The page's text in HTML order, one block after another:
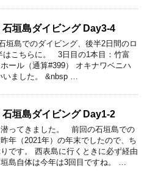
垣島ダイビング Day3-4
垣島でのダイビング、後半2日間のロ
はこちらに。 3日目の1本目：竹富
ール（通算#399） オキナワベニハ
いました。 &nbsp …
垣島ダイビング Day1-2
ってきました。 前回の石垣島での
年（2021年）の年末でしたので、ち
です。 西表島に行くときに必ず経由
島自体は今年は3回目ですね。 …